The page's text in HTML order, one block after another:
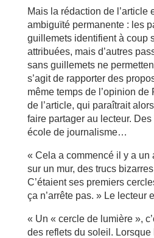
Mais la rédaction de l’article
ambiguïté permanente : les
guillemets identifient à coup
attribuées, mais d’autres
sans guillemets ne
s’agit de rapporter des
même temps de l’opinion de
de l’article, qui paraîtrait
faire partager au lecteur.
école de journalisme…
« Cela a commencé il y a
sur un mur, des trucs
C’étaient ses premiers
ça n’arrête pas. » Le lecteur
« Un « cercle de lumière »,
des reflets du soleil.